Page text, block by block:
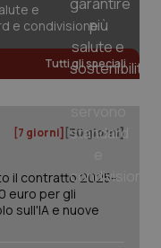
e
e condivisione
Tutti gli speciali
[7 giorni] [30 giorni]
il contratto 2025-
euro per gli
sull'IA e nuove